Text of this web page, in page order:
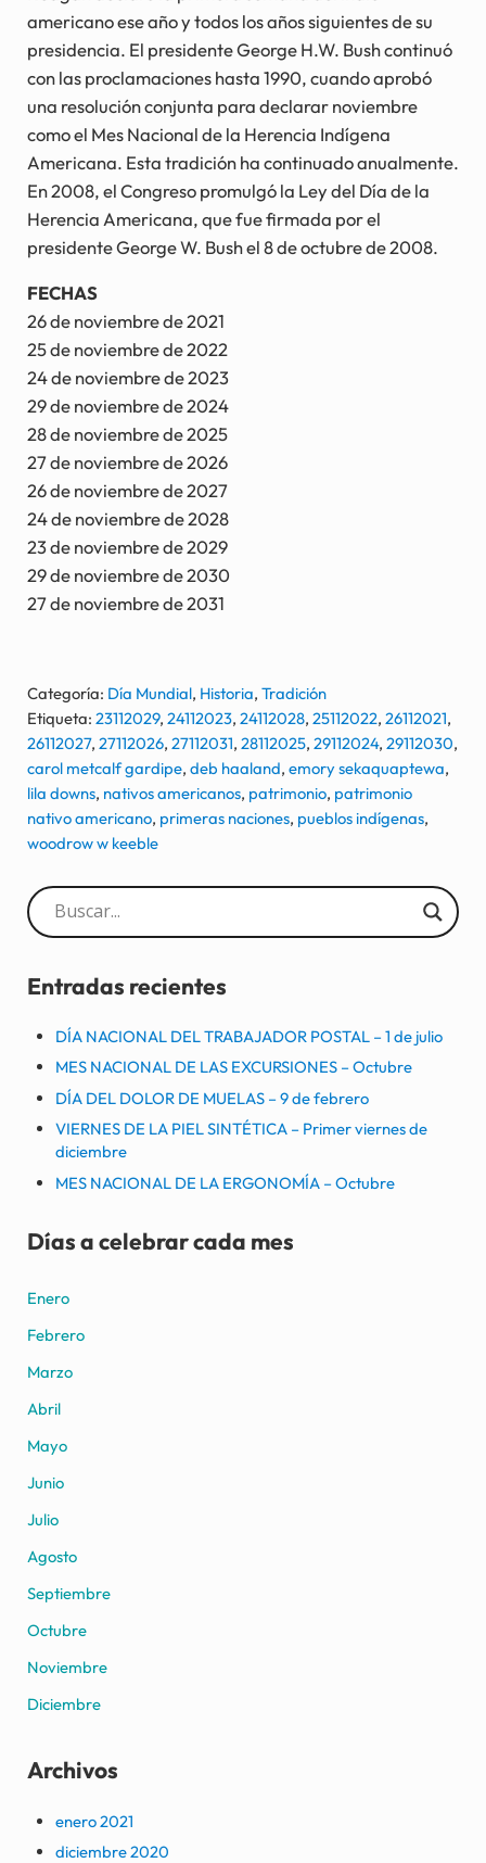
americano ese año y todos los años siguientes de su
presidencia. El presidente George H.W. Bush continuó
con las proclamaciones hasta 1990, cuando aprobó
una resolución conjunta para declarar noviembre
como el Mes Nacional de la Herencia Indígena
Americana. Esta tradición ha continuado anualmente.
En 2008, el Congreso promulgó la Ley del Día de la
Herencia Americana, que fue firmada por el
presidente George W. Bush el 8 de octubre de 2008.
FECHAS
26 de noviembre de 2021
25 de noviembre de 2022
24 de noviembre de 2023
29 de noviembre de 2024
28 de noviembre de 2025
27 de noviembre de 2026
26 de noviembre de 2027
24 de noviembre de 2028
23 de noviembre de 2029
29 de noviembre de 2030
27 de noviembre de 2031
Categoría: Día Mundial, Historia, Tradición
Etiqueta: 23112029, 24112023, 24112028, 25112022, 26112021,
26112027, 27112026, 27112031, 28112025, 29112024, 29112030,
carol metcalf gardipe, deb haaland, emory sekaquaptewa,
lila downs, nativos americanos, patrimonio, patrimonio
nativo americano, primeras naciones, pueblos indígenas,
woodrow w keeble
Sidebar
Entradas recientes
DÍA NACIONAL DEL TRABAJADOR POSTAL – 1 de julio
MES NACIONAL DE LAS EXCURSIONES – Octubre
DÍA DEL DOLOR DE MUELAS – 9 de febrero
VIERNES DE LA PIEL SINTÉTICA – Primer viernes de
diciembre
MES NACIONAL DE LA ERGONOMÍA – Octubre
Días a celebrar cada mes
Enero
Febrero
Marzo
Abril
Mayo
Junio
Julio
Agosto
Septiembre
Octubre
Noviembre
Diciembre
Archivos
enero 2021
diciembre 2020